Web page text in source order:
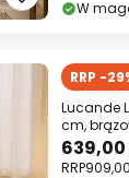
W
RRP -
Lucande
cm,
639,00
RRP